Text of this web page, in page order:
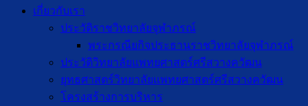
เกี่ยวกับเรา
ประวัติราชวิทยาลัยจุฬาภรณ์
พระกรณียกิจประธานราชวิทยาลัยจุฬาภรณ์
ประวัติวิทยาลัยแพทยศาสตร์ศรีสวางควัฒน
ยุทธศาสตร์วิทยาลัยแพทยศาสตร์ศรีสวางควัฒน
โครงสร้างการบริหาร